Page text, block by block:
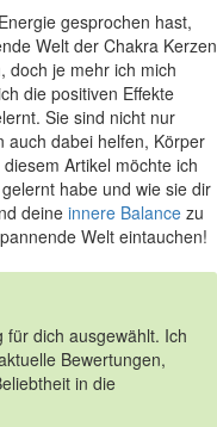
gesprochen ⁢hast,
Welt der Chakra Kerzen
doch je ‌mehr ich mich
die positiven Effekte
Sie sind nicht nur
auch dabei helfen,​ Körper
‌Artikel möchte ich
habe und wie sie dir
deine innere Balance zu ​
Welt eintauchen!
dich ausgewählt.⁣ Ich
Bewertungen,
in die